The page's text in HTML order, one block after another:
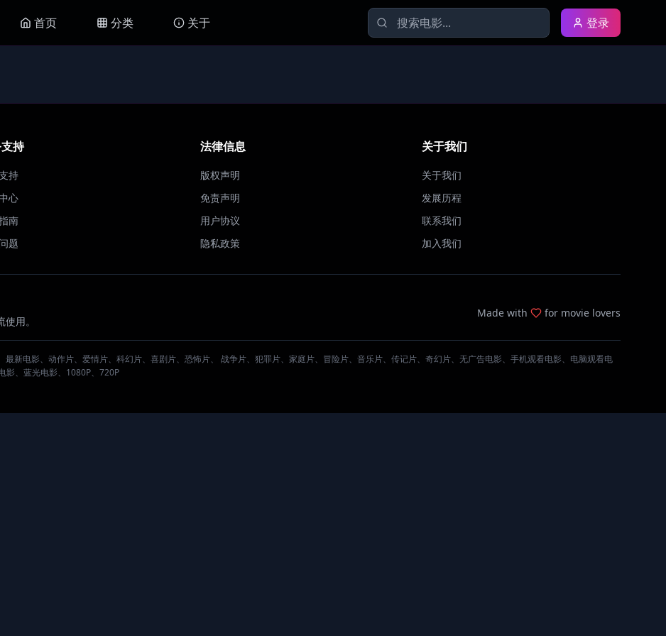
首页 分类 关于 登录
持
持
心
南
题
法律信息
版权声明
免责声明
用户协议
隐私政策
关于我们
关于我们
发展历程
联系我们
加入我们
用。
Made with for movie lovers
新电影、动作片、爱情片、科幻片、喜剧片、恐怖片、 战争片、犯罪片、家庭片、冒险片、音乐片、传记片、奇幻片、无广告电影、手机观看电影、电脑观看电
影、蓝光电影、1080P、720P